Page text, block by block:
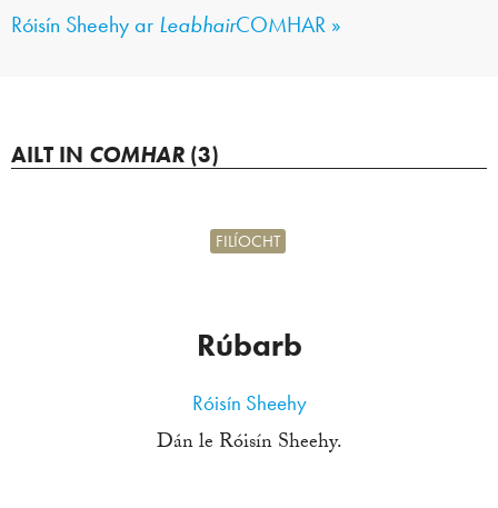
Róisín Sheehy ar LeabhairCOMHAR »
AILT IN COMHAR (3)
Rúbarb
FILÍOCHT
Róisín Sheehy
Dán le Róisín Sheehy.